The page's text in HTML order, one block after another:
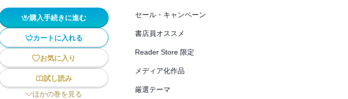
購入手続きに進む
カートに入れる
お気に入り
試し読み
ほかの巻を見る
セール・キャンペーン
書店員オススメ
Reader Store 限定
メディア化作品
厳選テーマ